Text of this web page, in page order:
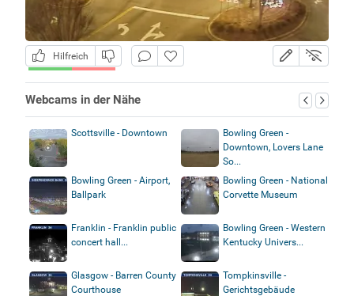
Hilfreich
Webcams in der Nähe
Scottsville - Downtown
Bowling Green -
Downtown, Lovers Lane
So...
Bowling Green - Airport,
Ballpark
Bowling Green - National
Corvette Museum
Franklin - Franklin public
concert hall...
Bowling Green - Western
Kentucky Univers...
Glasgow - Barren County
Courthouse
Tompkinsville -
Gerichtsgebäude